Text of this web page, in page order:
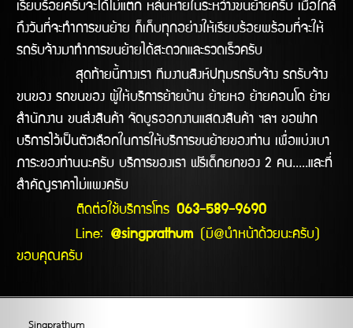
เรียบร้อยครับจะได้ไม่แตก หล่นหายในระหว่างขนย้ายครับ เมื่อใกล้
ถึงวันที่จะทำการขนย้าย ก็เก็บทุกอย่างให้เรียบร้อยพร้อมที่จะให้
รถรับจ้างมาทำการขนย้ายได้สะดวกและรวดเร็วครับ
สุดท้ายนี้ทางเรา ทีมงานสิงห์ปทุมรถรับจ้าง รถรับจ้าง
ขนของ รถขนของ ผู้ให้บริการย้ายบ้าน ย้ายหอ ย้ายคอนโด ย้าย
สำนักงาน ขนส่งสินค้า จัดบูธออกงานแสดงสินค้า ฯลฯ ขอฝาก
บริการไว้เป็นตัวเลือกในการให้บริการขนย้ายของท่าน เพื่อแบ่งเบา
ภาระของท่านนะครับ บริการของเรา ฟรีเด็กยกของ 2 คน.....และที่
สำคัญราคาไม่แพงครับ
ติดต่อใช้บริการโทร 063-589-9690
Line: @singprathum (มี@นำหน้าด้วยนะครับ)
ขอบคุณครับ
Singprathum